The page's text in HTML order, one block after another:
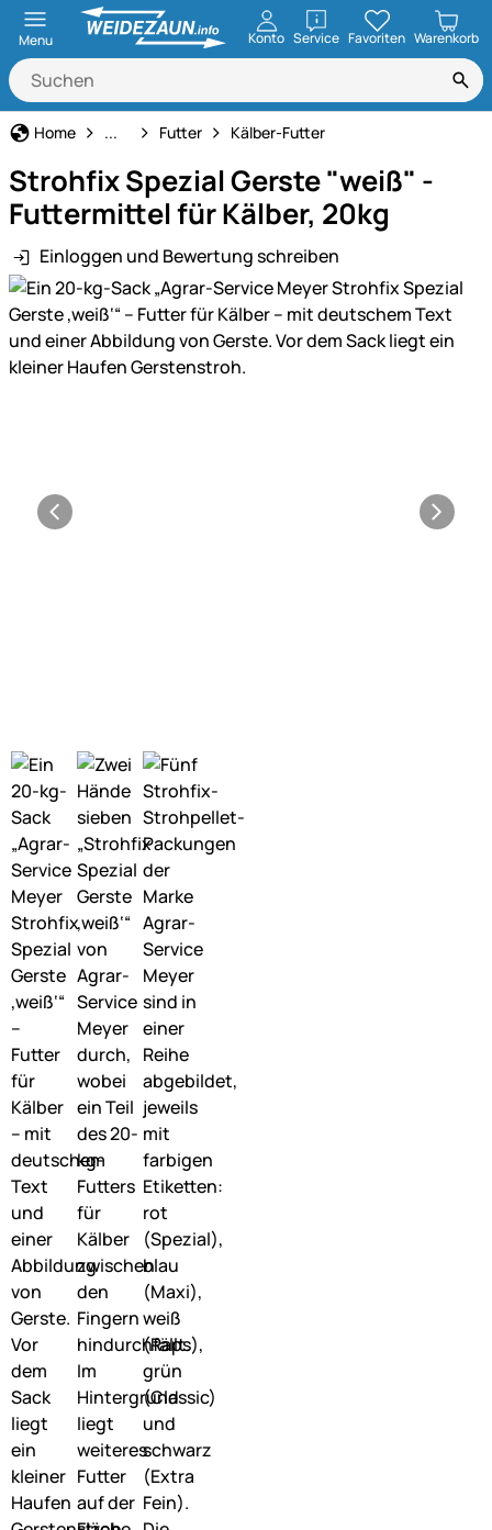
Menu Konto ServiceöffnenFavoriten Warenkorb
Home Rinderhaltung
... Futter Kälber-Futter
Strohfix Spezial Gerste "weiß" -
Futtermittel für Kälber, 20kg
Einloggen und Bewertung schreiben
Produktgalerie